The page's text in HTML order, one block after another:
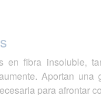
fibra insoluble,
Aportan
para afrontar